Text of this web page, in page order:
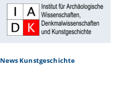
News Kunstgeschichte